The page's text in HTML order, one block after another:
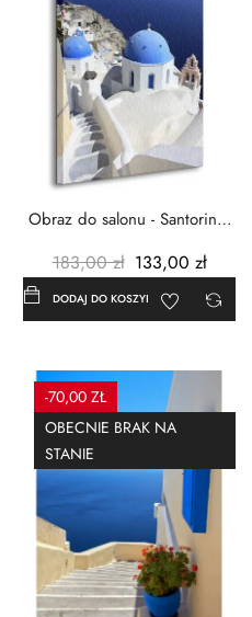
Obraz do salonu - Santorini -
183,00 zł 133,00 zł
DODAJ DO KOSZYKA
-70,00 ZŁ
OBECNIE BRAK NA
STANIE